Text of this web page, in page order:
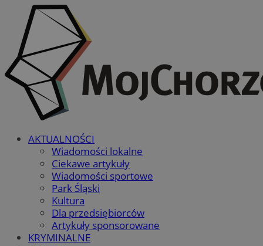
AKTUALNOŚCI
Wiadomości lokalne
Ciekawe artykuły
Wiadomości sportowe
Park Śląski
Kultura
Dla przedsiębiorców
Artykuły sponsorowane
KRYMINALNE